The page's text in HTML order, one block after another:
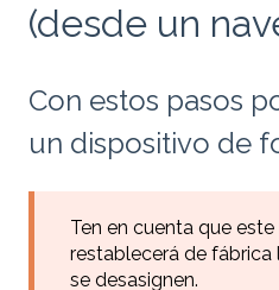
(desde un
Con estos pasos
un dispositivo de
Ten en cuenta que
restablecerá de
se desasignen.